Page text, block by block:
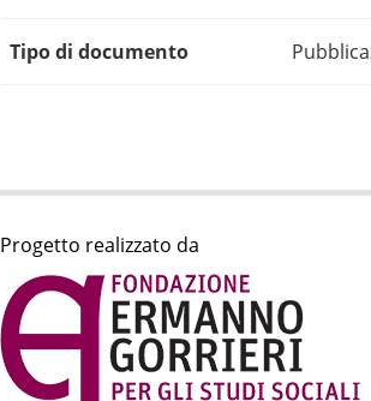
Tipo di documento
Progetto realizzato da